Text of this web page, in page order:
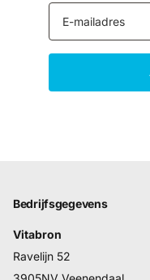
Bedrijfsgegevens
Vitabron
Ravelijn 52